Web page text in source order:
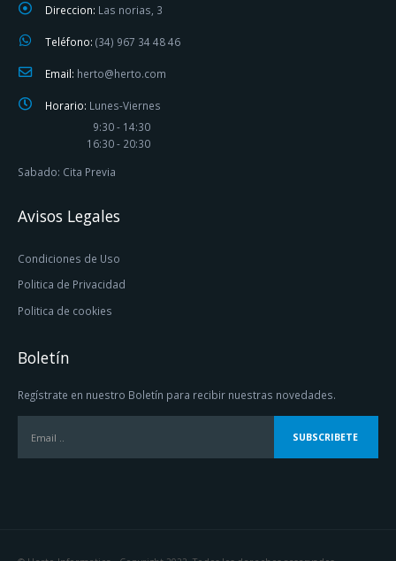
9:30 - 14:30
16:30 - 20:30
Politica de Privacidad